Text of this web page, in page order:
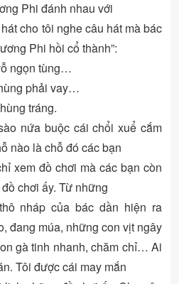
Phi đánh nhau với
cho tôi nghe câu hát mà bác
Phi hồi cổ thành”:
ngọn tùng…
phải vay…
tráng.
nứa buộc cái chổi xuể cắm
nào là chỗ đó các bạn
xem đồ chơi mà các bạn còn
chơi ấy. Từ những
nháp của bác dần hiện ra
đang múa, những con vịt ngây
gà tinh nhanh, chăm chỉ… Ai
Tôi được cái may mắn